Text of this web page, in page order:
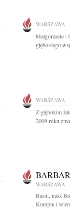
WARSZAWA
Małgorzacie i
głębokiego
WARSZAWA
Z głębokim
2009 roku
WARSZAWA
Basiu, nasz
Kumplu i